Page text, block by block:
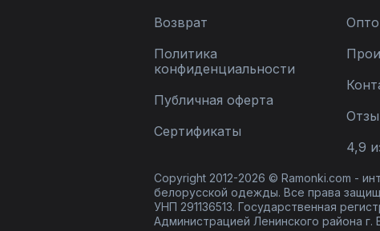
Возврат
Политика
конфиденциальности
Публичная оферта
Сертификаты
4,9
Copyright 2012-2026 © Ramonki.com -
белорусской одежды. Все права
УНП 291136513. Государственная
Администрацией Ленинского района г.